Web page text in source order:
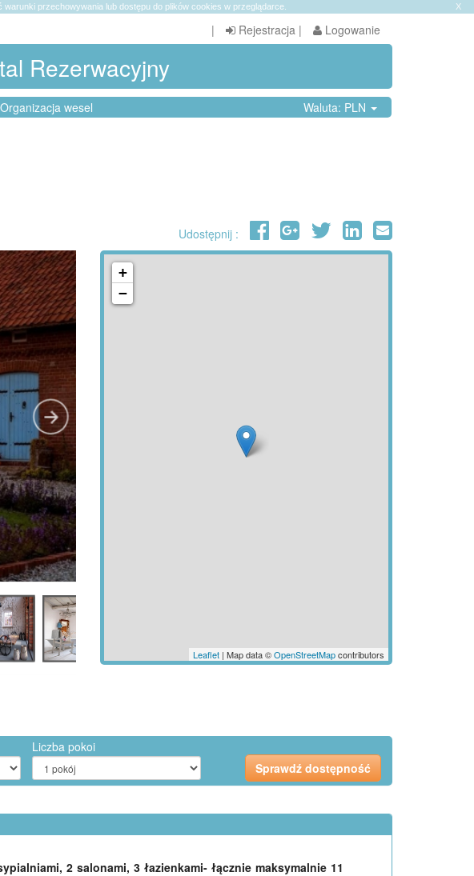
X
warunki przechowywania lub dostępu do plików cookies w przeglądarce.
| Rejestracja | Logowanie
Rezerwacyjny
Organizacja wesel
Waluta: PLN
Udostępnij :
+
−
Leaflet | Map data ©OpenStreetMapcontributors
Liczba pokoi
2 salonami, 3 łazienkami- łącznie maksymalnie 11